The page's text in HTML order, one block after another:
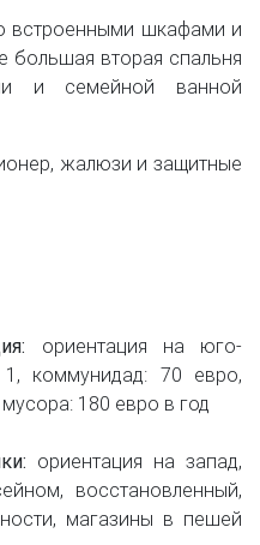
встроенными шкафами и
большая вторая спальня
и семейной ванной
жалюзи и защитные
ориентация на юго-
коммунидад: 70 евро,
180 евро в год
ориентация на запад,
восстановленный,
магазины в пешей